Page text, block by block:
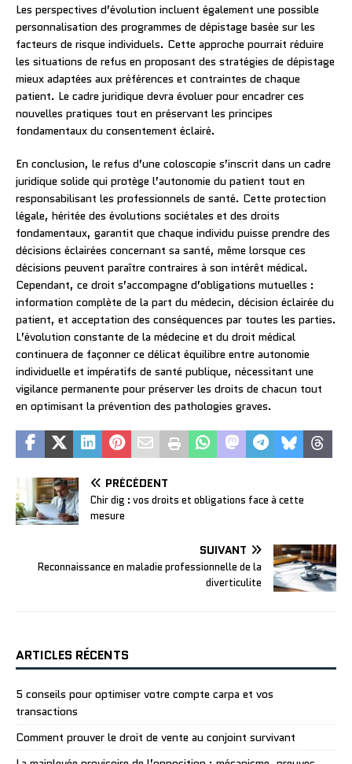
Les perspectives d’évolution incluent également une possible
personnalisation des programmes de dépistage basée sur les
facteurs de risque individuels. Cette approche pourrait réduire
les situations de refus en proposant des stratégies de dépistage
mieux adaptées aux préférences et contraintes de chaque
patient. Le cadre juridique devra évoluer pour encadrer ces
nouvelles pratiques tout en préservant les principes
fondamentaux du consentement éclairé.
En conclusion, le refus d’une coloscopie s’inscrit dans un cadre
juridique solide qui protège l’autonomie du patient tout en
responsabilisant les professionnels de santé. Cette protection
légale, héritée des évolutions sociétales et des droits
fondamentaux, garantit que chaque individu puisse prendre des
décisions éclairées concernant sa santé, même lorsque ces
décisions peuvent paraître contraires à son intérêt médical.
Cependant, ce droit s’accompagne d’obligations mutuelles :
information complète de la part du médecin, décision éclairée du
patient, et acceptation des conséquences par toutes les parties.
L’évolution constante de la médecine et du droit médical
continuera de façonner ce délicat équilibre entre autonomie
individuelle et impératifs de santé publique, nécessitant une
vigilance permanente pour préserver les droits de chacun tout
en optimisant la prévention des pathologies graves.
PRÉCÉDENT
Chir dig : vos droits et obligations face à cette
mesure
SUIVANT
Reconnaissance en maladie professionnelle de la
diverticulite
ARTICLES RÉCENTS
5 conseils pour optimiser votre compte carpa et vos
transactions
Comment prouver le droit de vente au conjoint survivant